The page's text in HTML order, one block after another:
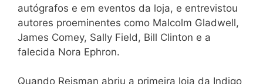
autógrafos e em eventos da loja, e entrevistou
autores proeminentes como Malcolm Gladwell,
James Comey, Sally Field, Bill Clinton e a
falecida Nora Ephron.
Quando Reisman abriu a primeira loja da Indigo